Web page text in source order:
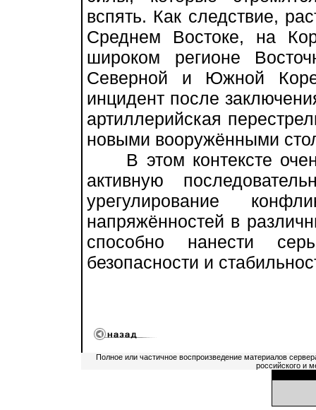
вспять. Как следствие,
Среднем Востоке, на
широком регионе
Северной и Южной
инцидент после
артиллерийская
новыми вооружёнными
В этом контексте
активную
урегулирование
напряжённостей в
способно нанести
безопасности и
Полное или частичное воспроизведение материалов
российского и